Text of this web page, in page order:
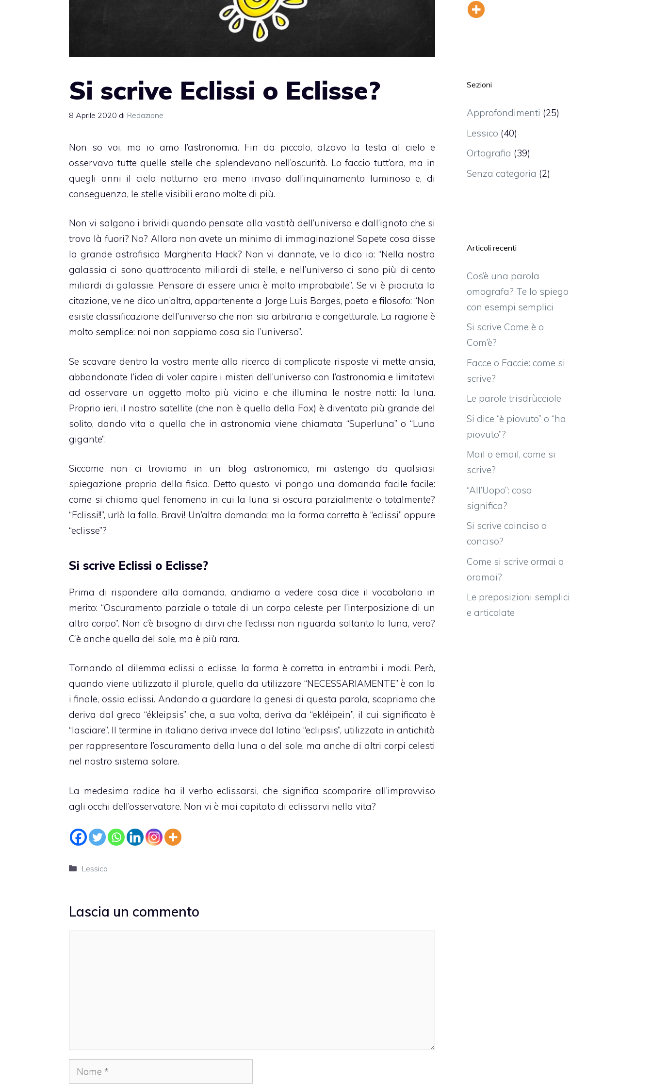
Si scrive Eclissi o Eclisse?
8 Aprile 2020 di Redazione
Non so voi, ma io amo l’astronomia. Fin da piccolo, alzavo la testa al cielo e
osservavo tutte quelle stelle che splendevano nell’oscurità. Lo faccio tutt’ora, ma in
quegli anni il cielo notturno era meno invaso dall’inquinamento luminoso e, di
conseguenza, le stelle visibili erano molte di più.
Non vi salgono i brividi quando pensate alla vastità dell’universo e dall’ignoto che si
trova là fuori? No? Allora non avete un minimo di immaginazione! Sapete cosa disse
la grande astrofisica Margherita Hack? Non vi dannate, ve lo dico io: “Nella nostra
galassia ci sono quattrocento miliardi di stelle, e nell’universo ci sono più di cento
miliardi di galassie. Pensare di essere unici è molto improbabile”. Se vi è piaciuta la
citazione, ve ne dico un’altra, appartenente a Jorge Luis Borges, poeta e filosofo: “Non
esiste classificazione dell’universo che non sia arbitraria e congetturale. La ragione è
molto semplice: noi non sappiamo cosa sia l’universo”.
Se scavare dentro la vostra mente alla ricerca di complicate risposte vi mette ansia,
abbandonate l’idea di voler capire i misteri dell’universo con l’astronomia e limitatevi
ad osservare un oggetto molto più vicino e che illumina le nostre notti: la luna.
Proprio ieri, il nostro satellite (che non è quello della Fox) è diventato più grande del
solito, dando vita a quella che in astronomia viene chiamata “Superluna” o “Luna
gigante”.
Siccome non ci troviamo in un blog astronomico, mi astengo da qualsiasi
spiegazione propria della fisica. Detto questo, vi pongo una domanda facile facile:
come si chiama quel fenomeno in cui la luna si oscura parzialmente o totalmente?
“Eclissi!!”, urlò la folla. Bravi! Un’altra domanda: ma la forma corretta è “eclissi” oppure
“eclisse”?
Si scrive Eclissi o Eclisse?
Prima di rispondere alla domanda, andiamo a vedere cosa dice il vocabolario in
merito: “Oscuramento parziale o totale di un corpo celeste per l’interposizione di un
altro corpo”. Non c’è bisogno di dirvi che l’eclissi non riguarda soltanto la luna, vero?
C’è anche quella del sole, ma è più rara.
Tornando al dilemma eclissi o eclisse, la forma è corretta in entrambi i modi. Però,
quando viene utilizzato il plurale, quella da utilizzare “NECESSARIAMENTE” è con la
i finale, ossia eclissi. Andando a guardare la genesi di questa parola, scopriamo che
deriva dal greco “ékleipsis” che, a sua volta, deriva da “ekléipein”, il cui significato è
“lasciare”. Il termine in italiano deriva invece dal latino “eclipsis”, utilizzato in antichità
per rappresentare l’oscuramento della luna o del sole, ma anche di altri corpi celesti
nel nostro sistema solare.
La medesima radice ha il verbo eclissarsi, che significa scomparire all’improvviso
agli occhi dell’osservatore. Non vi è mai capitato di eclissarvi nella vita?
Categorie
Lessico
Lascia un commento
Nome
Sezioni
Approfondimenti (25)
Lessico (40)
Ortografia (39)
Senza categoria (2)
Articoli recenti
Cos’è una parola
omografa? Te lo spiego
con esempi semplici
Si scrive Come è o
Com’è?
Facce o Faccie: come si
scrive?
Le parole trisdrùcciole
Si dice “è piovuto” o “ha
piovuto”?
Mail o email, come si
scrive?
“All’Uopo”: cosa
significa?
Si scrive coinciso o
conciso?
Come si scrive ormai o
oramai?
Le preposizioni semplici
e articolate